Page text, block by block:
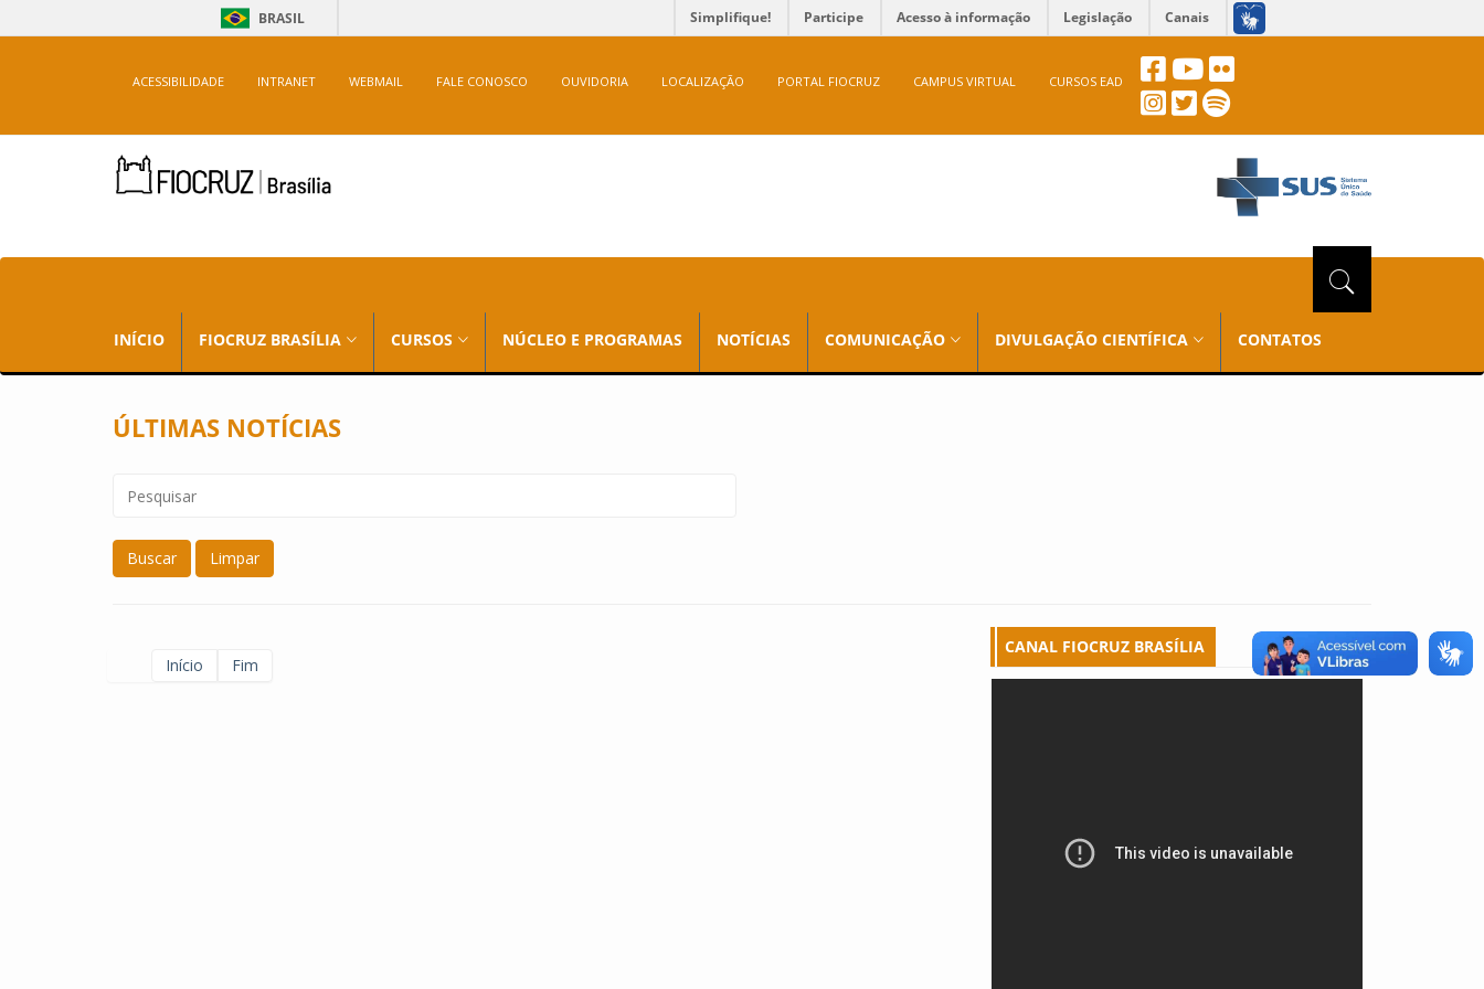
BRASIL Simplifique! Participe Acesso à informação Legislação Canais
ACESSIBILIDADE INTRANET WEBMAIL FALE CONOSCO OUVIDORIA LOCALIZAÇÃO PORTAL FIOCRUZ CAMPUS VIRTUAL CURSOS EAD
INÍCIO FIOCRUZ BRASÍLIA CURSOS NÚCLEO E PROGRAMAS NOTÍCIAS COMUNICAÇÃO DIVULGAÇÃO CIENTÍFICA CONTATOS
ÚLTIMAS NOTÍCIAS
Buscar Limpar
Início Fim
CANAL FIOCRUZ BRASÍLIA